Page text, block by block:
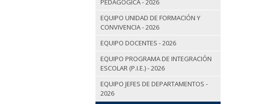
PEDAGÓGICA - 2026
EQUIPO UNIDAD DE FORMACIÓN Y
CONVIVENCIA - 2026
EQUIPO DOCENTES - 2026
EQUIPO PROGRAMA DE INTEGRACIÓN
ESCOLAR (P.I.E.) - 2026
EQUIPO JEFES DE DEPARTAMENTOS -
2026